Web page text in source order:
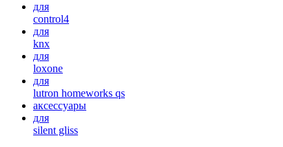
для
control4
для
knx
для
loxone
для
lutron homeworks qs
аксессуары
для
silent gliss